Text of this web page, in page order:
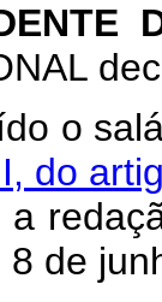
o
do
a
de